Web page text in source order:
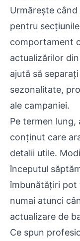
Urmărește
pentru
comportament
actualizărilor
ajută să
sezonalitate,
ale campaniei.
Pe termen
conținut care
detalii utile.
începutul
îmbunătățiri pot
numai atunci
actualizare de
Ce spun